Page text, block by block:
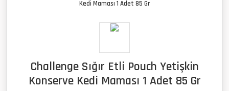
Challenge Sığır Etli Pouch Yetişkin
Konserve Kedi Maması 1 Adet 85 Gr